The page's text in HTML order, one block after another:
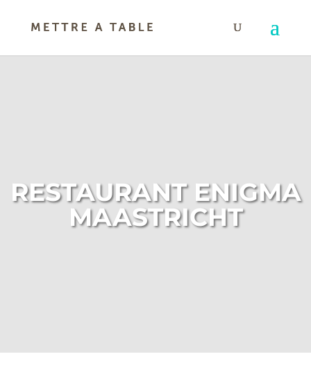
RESTAURANT ENIGMA
MAASTRICHT